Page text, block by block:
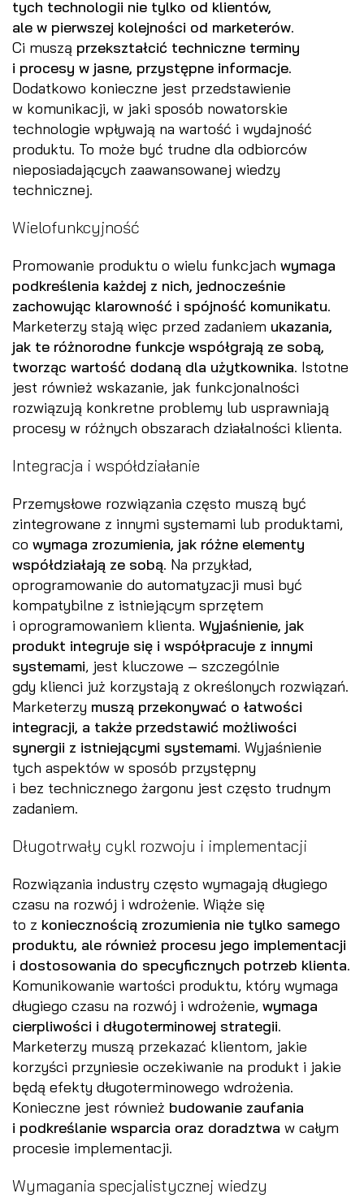
tych technologii nie tylko od klientów,
ale w pierwszej kolejności od marketerów.
Ci muszą przekształcić techniczne terminy
i procesy w jasne, przystępne informacje.
Dodatkowo konieczne jest przedstawienie
w komunikacji, w jaki sposób nowatorskie
technologie wpływają na wartość i wydajność
produktu. To może być trudne dla odbiorców
nieposiadających zaawansowanej wiedzy
technicznej.
Wielofunkcyjność
Promowanie produktu o wielu funkcjach wymaga
podkreślenia każdej z nich, jednocześnie
zachowując klarowność i spójność komunikatu.
Marketerzy stają więc przed zadaniem ukazania,
jak te różnorodne funkcje współgrają ze sobą,
tworząc wartość dodaną dla użytkownika. Istotne
jest również wskazanie, jak funkcjonalności
rozwiązują konkretne problemy lub usprawniają
procesy w różnych obszarach działalności klienta.
Integracja i współdziałanie
Przemysłowe rozwiązania często muszą być
zintegrowane z innymi systemami lub produktami,
co wymaga zrozumienia, jak różne elementy
współdziałają ze sobą. Na przykład,
oprogramowanie do automatyzacji musi być
kompatybilne z istniejącym sprzętem
i oprogramowaniem klienta. Wyjaśnienie, jak
produkt integruje się i współpracuje z innymi
systemami, jest kluczowe – szczególnie
gdy klienci już korzystają z określonych rozwiązań.
Marketerzy muszą przekonywać o łatwości
integracji, a także przedstawić możliwości
synergii z istniejącymi systemami. Wyjaśnienie
tych aspektów w sposób przystępny
i bez technicznego żargonu jest często trudnym
zadaniem.
Długotrwały cykl rozwoju i implementacji
Rozwiązania industry często wymagają długiego
czasu na rozwój i wdrożenie. Wiąże się
to z koniecznością zrozumienia nie tylko samego
produktu, ale również procesu jego implementacji
i dostosowania do specyficznych potrzeb klienta.
Komunikowanie wartości produktu, który wymaga
długiego czasu na rozwój i wdrożenie, wymaga
cierpliwości i długoterminowej strategii.
Marketerzy muszą przekazać klientom, jakie
korzyści przyniesie oczekiwanie na produkt i jakie
będą efekty długoterminowego wdrożenia.
Konieczne jest również budowanie zaufania
i podkreślanie wsparcia oraz doradztwa w całym
procesie implementacji.
Wymagania specjalistycznej wiedzy